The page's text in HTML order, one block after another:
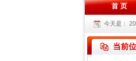
首 页
今天是：
当前